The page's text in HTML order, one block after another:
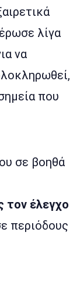
λίγα
να
που
σε βοηθά
τον έλεγχο
περιόδους